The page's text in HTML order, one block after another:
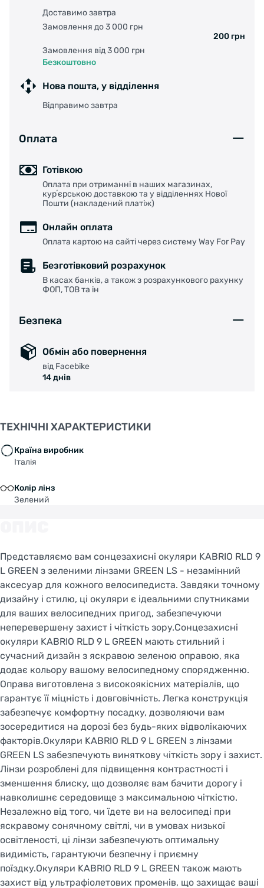
Доставимо завтра
Замовлення до 3 000 грн
200 грн
Замовлення від 3 000 грн
Безкоштовно
Нова пошта, у відділення
Відправимо завтра
Оплата
Готівкою
Оплата при отриманні в наших магазинах,
курʼєрською доставкою та у відділеннях Нової
Пошти (накладений платіж)
Онлайн оплата
Оплата картою на сайті через систему Way For Pay
Безготівковий розрахунок
В касах банків, а також з розрахункового рахунку
ФОП, ТОВ та ін
Безпека
Обмін або повернення
від Facebike
14 днів
ТЕХНІЧНІ ХАРАКТЕРИСТИКИ
Країна виробник
Італія
Колір лінз
Зелений
Представляємо вам сонцезахисні окуляри KABRIO RLD 9
L GREEN з зеленими лінзами GREEN LS - незамінний
аксесуар для кожного велосипедиста. Завдяки точному
дизайну і стилю, ці окуляри є ідеальними спутниками
для ваших велосипедних пригод, забезпечуючи
неперевершену захист і чіткість зору.Сонцезахисні
окуляри KABRIO RLD 9 L GREEN мають стильний і
сучасний дизайн з яскравою зеленою оправою, яка
додає кольору вашому велосипедному спорядженню.
Оправа виготовлена з високоякісних матеріалів, що
гарантує її міцність і довговічність. Легка конструкція
забезпечує комфортну посадку, дозволяючи вам
зосередитися на дорозі без будь-яких відволікаючих
факторів.Окуляри KABRIO RLD 9 L GREEN з лінзами
GREEN LS забезпечують виняткову чіткість зору і захист.
Лінзи розроблені для підвищення контрастності і
зменшення блиску, що дозволяє вам бачити дорогу і
навколишнє середовище з максимальною чіткістю.
Незалежно від того, чи їдете ви на велосипеді при
яскравому сонячному світлі, чи в умовах низької
освітленості, ці лінзи забезпечують оптимальну
видимість, гарантуючи безпечну і приємну
поїздку.Окуляри KABRIO RLD 9 L GREEN також мають
захист від ультрафіолетових променів, що захищає ваші